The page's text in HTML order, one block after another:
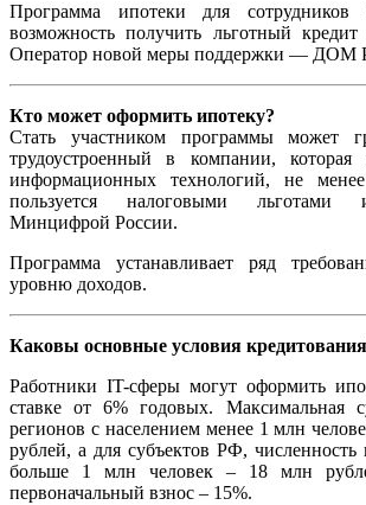
Программа ипотеки для сотрудников
возможность получить льготный
Оператор новой меры поддержки — ДОМ
Кто может оформить ипотеку?
Стать участником программы может
трудоустроенный в компании, которая
информационных технологий, не
пользуется налоговыми льготами
Минцифрой России.
Программа устанавливает ряд
уровню доходов.
Каковы основные условия
Работники IT-сферы могут оформить
ставке от 6% годовых. Максимальная
регионов с населением менее 1 млн
рублей, а для субъектов РФ, численность
больше 1 млн человек – 18 млн
первоначальный взнос – 15%.